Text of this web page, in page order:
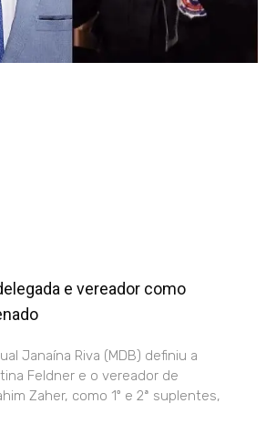
e vereador como
Janaína Riva (MDB) definiu a
Feldner e o vereador de
Zaher, como 1º e 2ª suplentes,